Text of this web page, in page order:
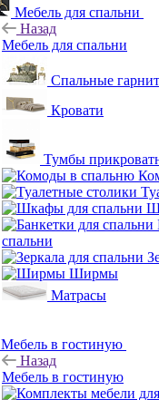
Мебель для спальни
Назад
Мебель для спальни
Спальные
Кровати
Тумбы
спальни
Ширмы
Матрасы
Мебель в гостиную
Назад
Мебель в гостиную